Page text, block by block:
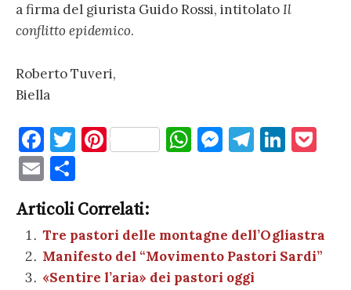
a firma del giurista Guido Rossi, intitolatoIl
conflitto epidemico.
Roberto Tuveri,
Biella
F
a
c
e
b
o
T
te
r
Pi
es
t
W
A
p
M
g
er
T
a
m
Li
dI
n
et
E
m
ai
l
n
di
vi
Articoli Correlati:
Tre pastori delle montagne dell’Ogliastra
Manifesto del “Movimento Pastori Sardi”
«Sentire l’aria» dei pastori oggi